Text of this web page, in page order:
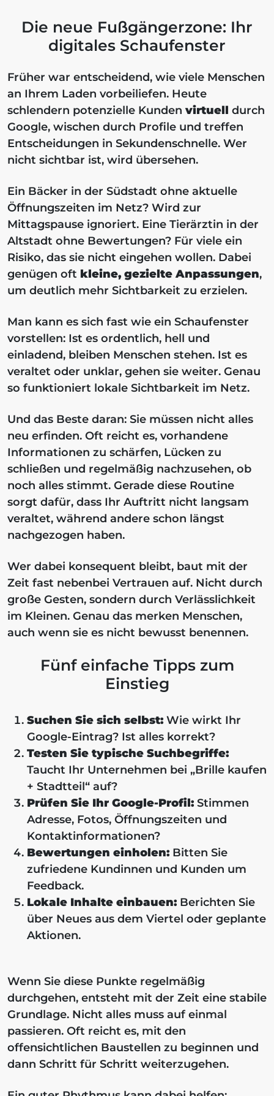
Die neue Fußgängerzone: Ihr
digitales Schaufenster
Früher war entscheidend, wie viele Menschen
an Ihrem Laden vorbeiliefen. Heute
schlendern potenzielle Kunden virtuell durch
Google, wischen durch Profile und treffen
Entscheidungen in Sekundenschnelle. Wer
nicht sichtbar ist, wird übersehen.
Ein Bäcker in der Südstadt ohne aktuelle
Öffnungszeiten im Netz? Wird zur
Mittagspause ignoriert. Eine Tierärztin in der
Altstadt ohne Bewertungen? Für viele ein
Risiko, das sie nicht eingehen wollen. Dabei
genügen oft kleine, gezielte Anpassungen,
um deutlich mehr Sichtbarkeit zu erzielen.
Man kann es sich fast wie ein Schaufenster
vorstellen: Ist es ordentlich, hell und
einladend, bleiben Menschen stehen. Ist es
veraltet oder unklar, gehen sie weiter. Genau
so funktioniert lokale Sichtbarkeit im Netz.
Und das Beste daran: Sie müssen nicht alles
neu erfinden. Oft reicht es, vorhandene
Informationen zu schärfen, Lücken zu
schließen und regelmäßig nachzusehen, ob
noch alles stimmt. Gerade diese Routine
sorgt dafür, dass Ihr Auftritt nicht langsam
veraltet, während andere schon längst
nachgezogen haben.
Wer dabei konsequent bleibt, baut mit der
Zeit fast nebenbei Vertrauen auf. Nicht durch
große Gesten, sondern durch Verlässlichkeit
im Kleinen. Genau das merken Menschen,
auch wenn sie es nicht bewusst benennen.
Fünf einfache Tipps zum
Einstieg
Suchen Sie sich selbst: Wie wirkt Ihr
Google-Eintrag? Ist alles korrekt?
Testen Sie typische Suchbegriffe:
Taucht Ihr Unternehmen bei „Brille kaufen
+ Stadtteil“ auf?
Prüfen Sie Ihr Google-Profil: Stimmen
Adresse, Fotos, Öffnungszeiten und
Kontaktinformationen?
Bewertungen einholen: Bitten Sie
zufriedene Kundinnen und Kunden um
Feedback.
Lokale Inhalte einbauen: Berichten Sie
über Neues aus dem Viertel oder geplante
Aktionen.
Wenn Sie diese Punkte regelmäßig
durchgehen, entsteht mit der Zeit eine stabile
Grundlage. Nicht alles muss auf einmal
passieren. Oft reicht es, mit den
offensichtlichen Baustellen zu beginnen und
dann Schritt für Schritt weiterzugehen.